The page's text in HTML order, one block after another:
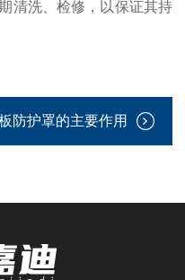
清洗、检修，以保证其持
防护罩的主要作用